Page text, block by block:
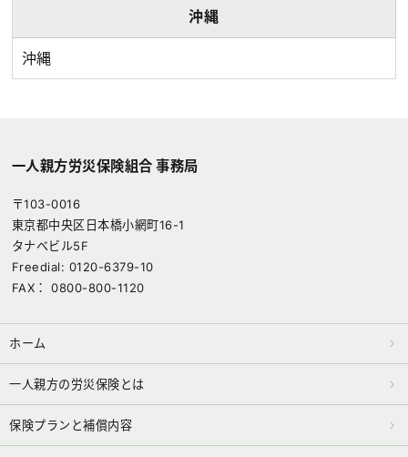
沖縄
沖縄
一人親方労災保険組合 事務局
〒103-0016
東京都中央区日本橋小網町16-1
タナベビル5F
Freedial: 0120-6379-10
FAX： 0800-800-1120
ホーム
一人親方の労災保険とは
保険プランと補償内容